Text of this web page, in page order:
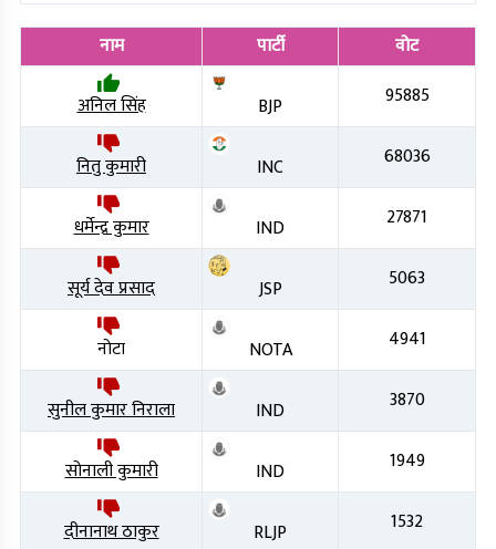
नाम पार्टी
वोट
अनिल सिंह
BJP 95885
नितु कुमारी INC 68036
धर्मेन्द्र कुमार IND 27871
सूर्य देव प्रसाद JSP 5063
नोटा NOTA 4941
सुनील कुमार निराला IND 3870
सोनाली कुमारी IND 1949
दीनानाथ ठाकुर RLJP 1532